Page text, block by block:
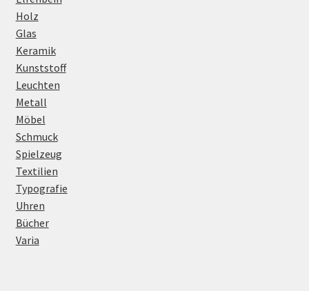
Holz
Glas
Keramik
Kunststoff
Leuchten
Metall
Möbel
Schmuck
Spielzeug
Textilien
Typografie
Uhren
Bücher
Varia